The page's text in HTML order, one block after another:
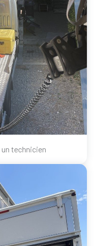
technicien